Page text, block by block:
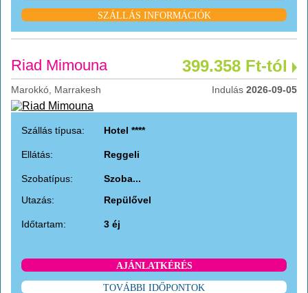
SZÁLLÁS INFORMÁCIÓK
Riad Mimouna 399.358 Ft-tól
Marokkó, Marrakesh Indulás 2026-09-05
Szállás típusa: Hotel ****
Ellátás: Reggeli
Szobatípus:
Szoba...
Utazás:
Repülővel
Időtartam: 3 éj
AJÁNLATKÉRÉS
TOVÁBBI IDŐPONTOK